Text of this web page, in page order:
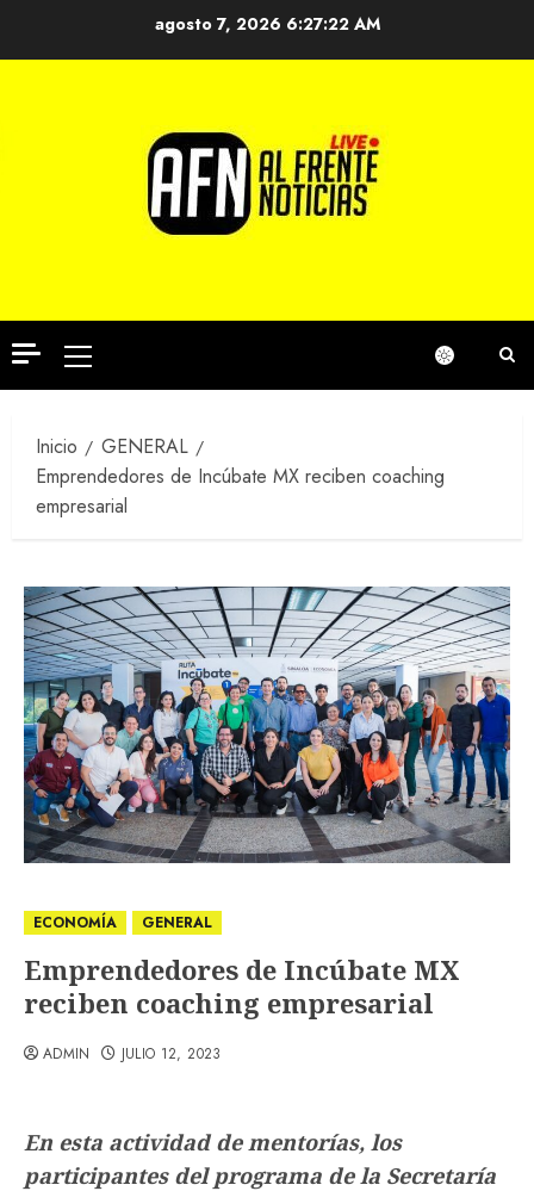
agosto 7, 2026 6:27:23 AM
Menú
principal
Inicio
GENERAL
Emprendedores de Incúbate MX reciben coaching
empresarial
ECONOMÍA GENERAL
Emprendedores de Incúbate MX
reciben coaching empresarial
ADMIN JULIO 12, 2023
En esta actividad de mentorías, los
participantes del programa de la Secretaría